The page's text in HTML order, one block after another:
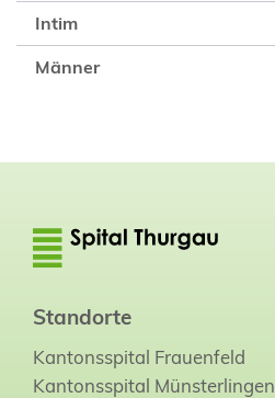
Intim
Männer
Standorte
Kantonsspital Frauenfeld
Kantonsspital Münsterlingen